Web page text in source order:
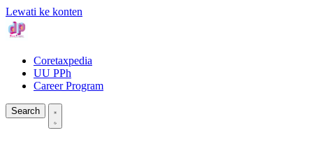
Lewati ke konten
Coretaxpedia
UU PPh
Career Program
Search